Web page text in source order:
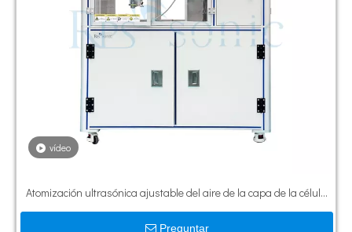
vídeo
Atomización ultrasónica ajustable del aire de la capa de la célula
de combustible de la máquina de capa de espray de la boca de
Preguntar